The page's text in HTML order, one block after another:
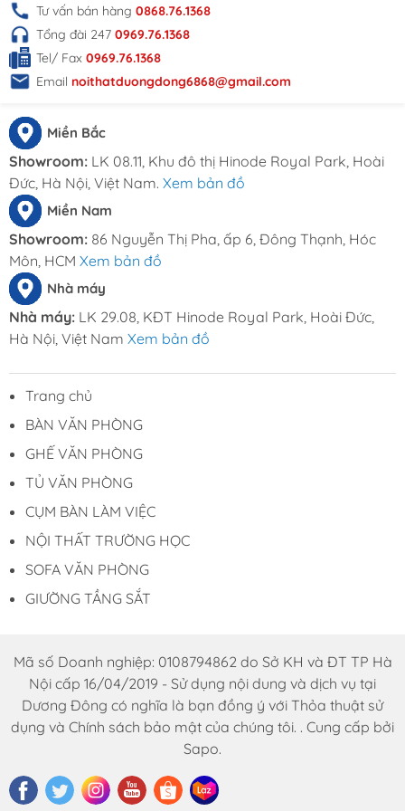
Tư vấn bán hàng 0868.76.1368
Tổng đài 247 0969.76.1368
Tel/ Fax 0969.76.1368
Email noithatduongdong6868@gmail.com
Miền Bắc
Showroom: LK 08.11, Khu đô thị Hinode Royal Park, Hoài
Đức, Hà Nội, Việt Nam. Xem bản đồ
Miền Nam
Showroom: 86 Nguyễn Thị Pha, ấp 6, Đông Thạnh, Hóc
Môn, HCM Xem bản đồ
Nhà máy
Nhà máy: LK 29.08, KĐT Hinode Royal Park, Hoài Đức,
Hà Nội, Việt Nam Xem bản đồ
Trang chủ
BÀN VĂN PHÒNG
GHẾ VĂN PHÒNG
TỦ VĂN PHÒNG
CỤM BÀN LÀM VIỆC
NỘI THẤT TRƯỜNG HỌC
SOFA VĂN PHÒNG
GIƯỜNG TẦNG SẮT
Mã số Doanh nghiệp: 0108794862 do Sở KH và ĐT TP Hà
Nội cấp 16/04/2019 - Sử dụng nội dung và dịch vụ tại
Dương Đông có nghĩa là bạn đồng ý với Thỏa thuật sử
dụng và Chính sách bảo mật của chúng tôi. . Cung cấp bởi
Sapo.